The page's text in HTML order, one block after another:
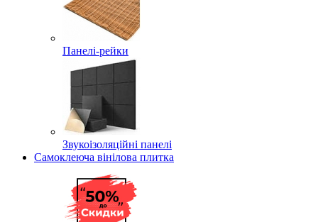
Панелі-рейки
Звукоізоляційні панелі
Самоклеюча вінілова плитка